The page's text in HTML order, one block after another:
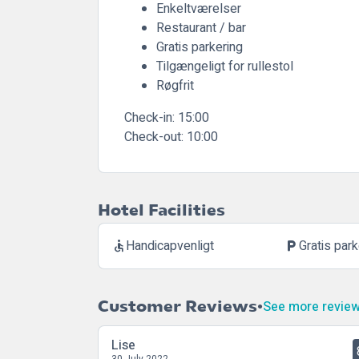
Enkeltværelser
Restaurant / bar
Gratis parkering
Tilgængeligt for rullestol
Røgfrit
Check-in: 15:00
Check-out: 10:00
Hotel Facilities
accessibleHandicapvenligt local_parkingGratis
Customer Reviews See more
Lise